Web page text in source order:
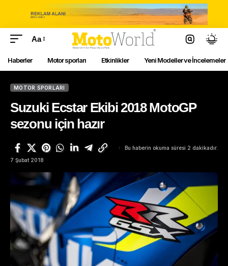
Aa
Haberler Motor sporları Etkinlikler Yeni Modeller ve İncelemeler
MOTOR SPORLARI
Suzuki Ecstar Ekibi 2018 MotoGP
sezonu için hazır
7 Şubat 2018
Bu haberin okuma süresi 2 dakikadır.